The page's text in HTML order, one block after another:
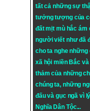
tất cả những sự
tưởng tượng của
đất mịt mù hắc ám
người viết như đã
cho ta nghe
xã hội miền Bắc
thảm của những
chúng ta, những
đấu và gục ngã vì
Nghĩa Dân Tộc...